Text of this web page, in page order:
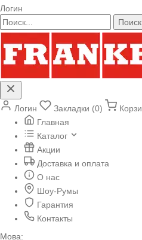
Логин
Поиск
Логин Закладки (0)
Главная
Каталог
Акции
Доставка и оплата
О нас
Шоу-Румы
Гарантия
Контакты
Мова: